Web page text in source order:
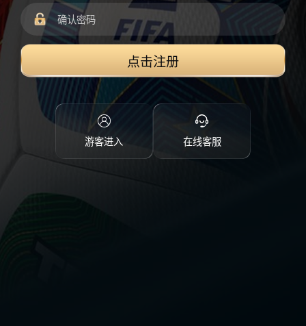
点击注册
游客进入 在线客服